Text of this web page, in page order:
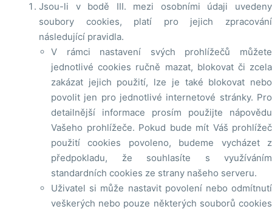
Jsou-li v bodě III. mezi osobními údaji uvedeny
soubory cookies, platí pro jejich zpracování
následující pravidla.
V rámci nastavení svých prohlížečů můžete
jednotlivé cookies ručně mazat, blokovat či zcela
zakázat jejich použití, lze je také blokovat nebo
povolit jen pro jednotlivé internetové stránky. Pro
detailnější informace prosím použijte nápovědu
Vašeho prohlížeče. Pokud bude mít Váš prohlížeč
použití cookies povoleno, budeme vycházet z
předpokladu, že souhlasíte s využíváním
standardních cookies ze strany našeho serveru.
Uživatel si může nastavit povolení nebo odmítnutí
veškerých nebo pouze některých souborů cookies